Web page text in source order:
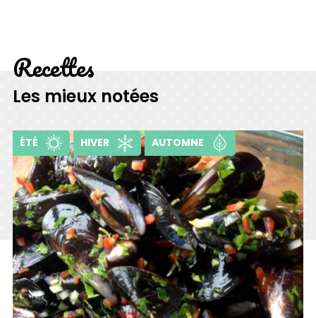
Recettes
Les mieux notées
ÉTÉ HIVER AUTOMNE